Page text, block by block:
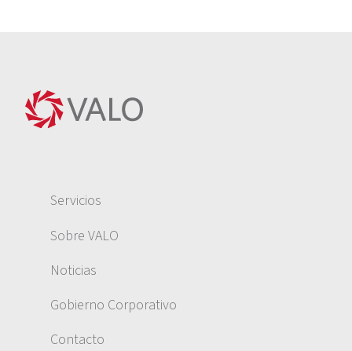
Servicios
Sobre VALO
Noticias
Gobierno Corporativo
Contacto